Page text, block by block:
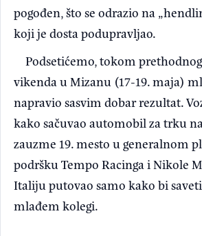
pogođen, što se odrazio na
koji je dosta podupravljao.
Podsetićemo, tokom
vikenda u Mizanu (17-19. maja)
napravio sasvim dobar rezultat.
kako sačuvao automobil za trku
zauzme 19. mesto u generalnom
podršku Tempo Racinga i Nikole
Italiju putovao samo kako bi
mlađem kolegi.